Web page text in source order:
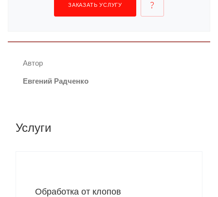
ЗАКАЗАТЬ УСЛУГУ
Автор
Евгений Радченко
Услуги
Обработка от клопов